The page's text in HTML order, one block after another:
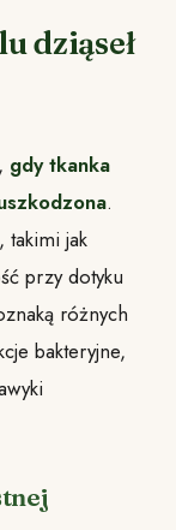
dziąseł
gdy tkanka
.
takimi jak
przy dotyku
różnych
bakteryjne,